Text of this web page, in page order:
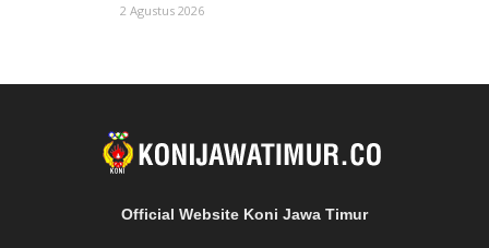
2 Agustus 2026
Official Website Koni Jawa Timur